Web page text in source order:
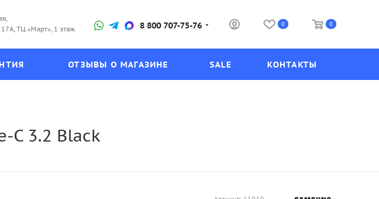
ТЦ «Март», 1 этаж
8 800 707-75-76 0 0
ОТЗЫВЫ О МАГАЗИНЕ SALE КОНТАКТЫ
C 3.2 Black